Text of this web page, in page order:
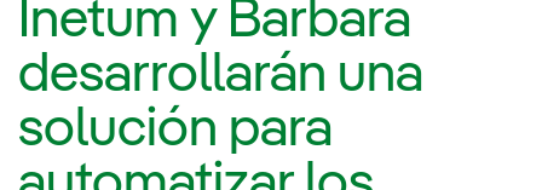
Inetum y Barbara
desarrollarán una
solución para